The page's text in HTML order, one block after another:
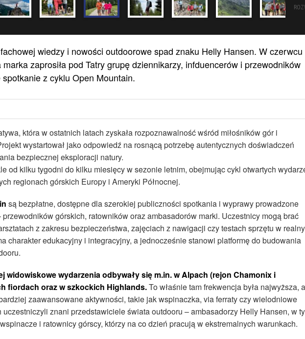
wiedzy i nowości outdoorowe spad znaku Helly Hansen. W czerwcu
zaprosiła pod Tatry grupę dziennikarzy, infduencerów i przewodników
z cyklu Open Mountain.
która w ostatnich latach zyskała rozpoznawalność wśród miłośników gór i
wystartował jako odpowiedź na rosnącą potrzebę autentycznych doświadczeń
bezpiecznej eksploracji natury.
od kilku tygodni do kilku miesięcy w sezonie letnim, obejmując cykl otwartych
regionach górskich Europy i Ameryki Północnej.
są bezpłatne, dostępne dla szerokiej publiczności spotkania i wyprawy prowadzone
górskich, ratowników oraz ambasadorów marki. Uczestnicy mogą brać
z zakresu bezpieczeństwa, zajęciach z nawigacji czy testach sprzętu w
charakter edukacyjny i integracyjny, a jednocześnie stanowi platformę do budowania
widowiskowe wydarzenia odbywały się m.in. w Alpach (rejon Chamonix i
fiordach oraz w szkockich Highlands.To właśnie tam frekwencja była najwyższa, a
zaawansowane aktywności, takie jak wspinaczka, via ferraty czy wielodniowe
znani przedstawiciele świata outdooru – ambasadorzy Helly Hansen, w
i ratownicy górscy, którzy na co dzień pracują w ekstremalnych warunkach.